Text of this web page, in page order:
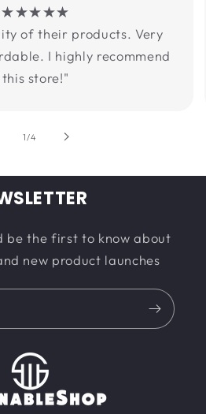
★★★★★
of their products. Very
I highly recommend
this store!"
1 /の
4
be the first to know about
new product launches